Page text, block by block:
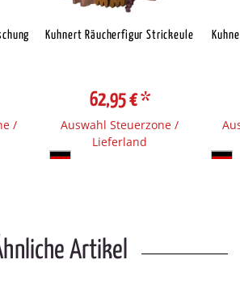
/
Kuhnert Räucherfigur Strickeule
62,95 €*
Auswahl Steuerzone /
Lieferland
Artikel